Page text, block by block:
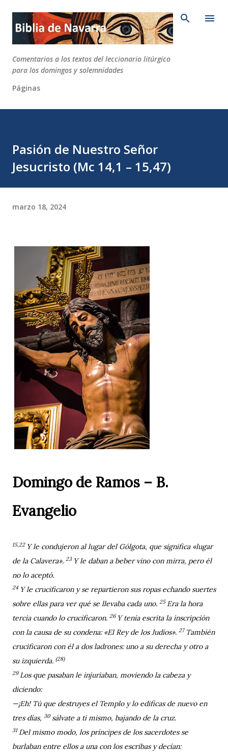
Ir al contenido principal
Comentarios a los textos del leccionario litúrgico
para los domingos y solemnidades
Páginas
Pasión de Nuestro Señor
Jesucristo (Mc 14,1 – 15,47)
marzo 18, 2024
Domingo de Ramos – B.
Evangelio
15,22 Y le condujeron al lugar del Gólgota, que significa «lugar
de la Calavera». 23 Y le daban a beber vino con mirra, pero él
no lo aceptó.
24 Y le crucificaron y se repartieron sus ropas echando suertes
sobre ellas para ver qué se llevaba cada uno. 25 Era la hora
tercia cuando lo crucificaron. 26 Y tenía escrita la inscripción
con la causa de su condena: «El Rey de los Judíos». 27 También
crucificaron con él a dos ladrones: uno a su derecha y otro a
su izquierda. (28)
29 Los que pasaban le injuriaban, moviendo la cabeza y
diciendo:
—¡Eh! Tú que destruyes el Templo y lo edificas de nuevo en
tres días, 30 sálvate a ti mismo, bajando de la cruz.
31 Del mismo modo, los príncipes de los sacerdotes se
burlaban entre ellos a una con los escribas y decían: